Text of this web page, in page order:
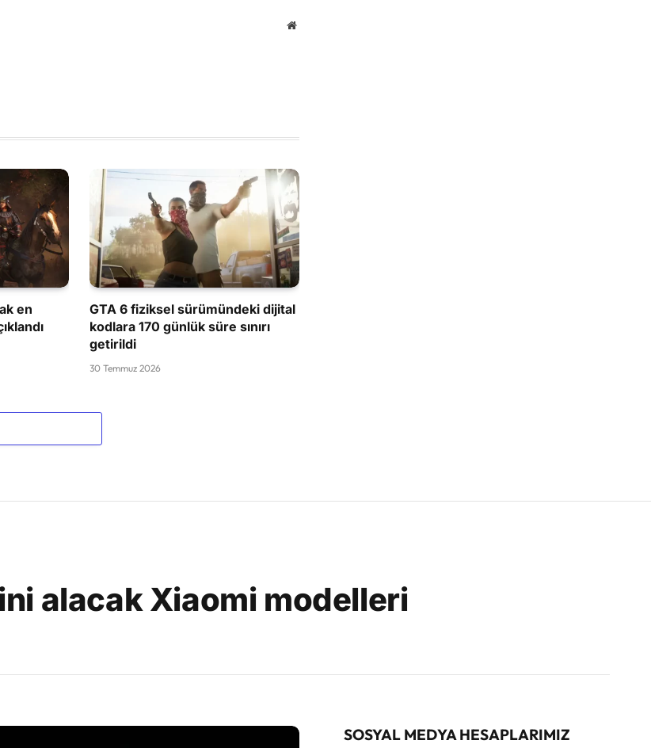
Website
en
GTA 6 fiziksel sürümündeki dijital
kodlara 170 günlük süre sınırı
getirildi
30 Temmuz 2026
alacak Xiaomi modelleri
SOSYAL MEDYA HESAPLARIMIZ